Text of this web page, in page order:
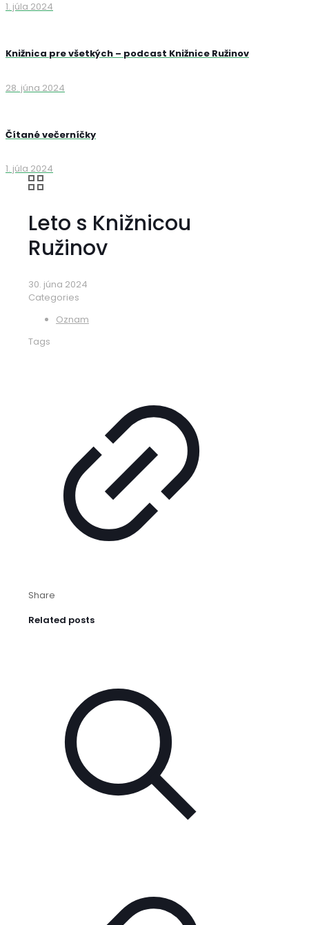
1. júla 2024
Knižnica pre všetkých – podcast Knižnice Ružinov
28. júna 2024
Čítané večerníčky
1. júla 2024
Leto s Knižnicou
Ružinov
30. júna 2024
Categories
Oznam
Tags
Share
Related posts